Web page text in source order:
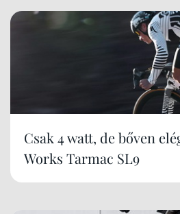
Csak 4 watt, de bőven
Works Tarmac SL9